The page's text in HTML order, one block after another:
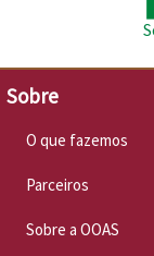
Sobre
O que fazemos
Parceiros
Sobre a OOAS